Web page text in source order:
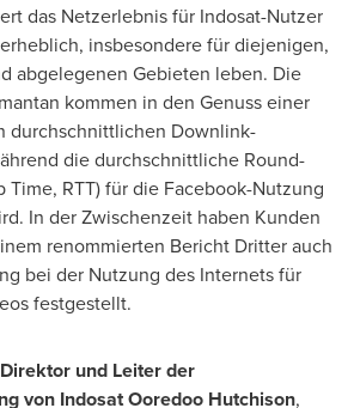
das Netzerlebnis für Indosat-Nutzer
insbesondere für diejenigen,
abgelegenen Gebieten leben. Die
kommen in den Genuss einer
durchschnittlichen Downlink-
die durchschnittliche Round-
Time, RTT) für die Facebook-Nutzung
In der Zwischenzeit haben Kunden
renommierten Bericht Dritter auch
bei der Nutzung des Internets für
festgestellt.
und Leiter der
von Indosat Ooredoo Hutchison,